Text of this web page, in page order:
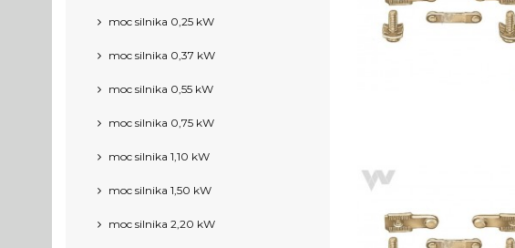
moc silnika 0,25 kW
moc silnika 0,37 kW
moc silnika 0,55 kW
moc silnika 0,75 kW
moc silnika 1,10 kW
moc silnika 1,50 kW
moc silnika 2,20 kW